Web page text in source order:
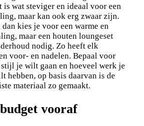
is wat steviger en ideaal voor een
maar kan ook erg zwaar zijn.
kies je voor een warme en
maar een houten loungeset
nodig. Zo heeft elk
voor- en nadelen. Bepaal voor
je wilt gaan en hoeveel werk je
hebben, op basis daarvan is de
materiaal zo gemaakt.
vooraf